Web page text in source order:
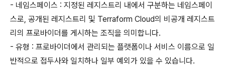
- 네임스페이스 : 지정된 레지스트리 내에서 구분하는 네임스페이
스로, 공개된 레지스트리 및 Terraform Cloud의 비공개 레지스트
리의 프로바이더를 게시하는 조직을 의미합니다.
- 유형 : 프로바이더에서 관리되는 플랫폼이나 서비스 이름으로 일
반적으로 접두사와 일치하나 일부 예외가 있을 수 있습니다.